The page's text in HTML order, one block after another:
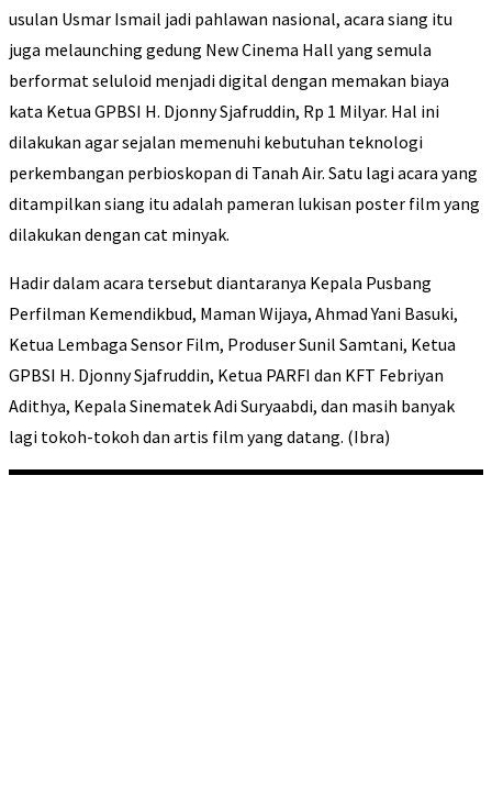
usulan Usmar Ismail jadi pahlawan nasional, acara siang itu
juga melaunching gedung New Cinema Hall yang semula
berformat seluloid menjadi digital dengan memakan biaya
kata Ketua GPBSI H. Djonny Sjafruddin, Rp 1 Milyar. Hal ini
dilakukan agar sejalan memenuhi kebutuhan teknologi
perkembangan perbioskopan di Tanah Air. Satu lagi acara yang
ditampilkan siang itu adalah pameran lukisan poster film yang
dilakukan dengan cat minyak.
Hadir dalam acara tersebut diantaranya Kepala Pusbang
Perfilman Kemendikbud, Maman Wijaya, Ahmad Yani Basuki,
Ketua Lembaga Sensor Film, Produser Sunil Samtani, Ketua
GPBSI H. Djonny Sjafruddin, Ketua PARFI dan KFT Febriyan
Adithya, Kepala Sinematek Adi Suryaabdi, dan masih banyak
lagi tokoh-tokoh dan artis film yang datang. (Ibra)